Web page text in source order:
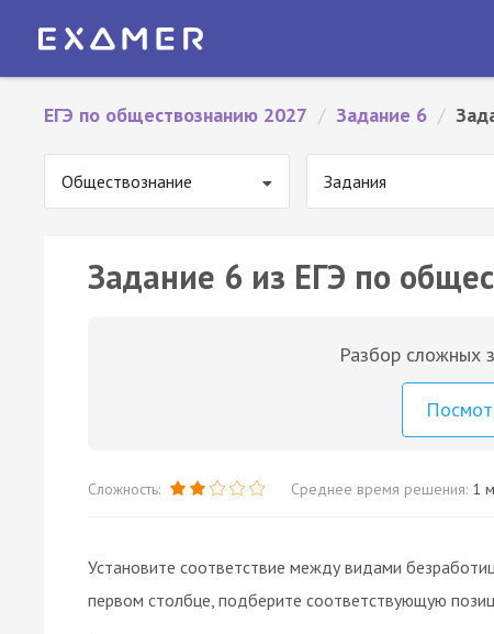
ЕГЭ по обществознанию 2027 / Задание 6 /
Обществознание Задания
Задание 6 из ЕГЭ по
Разбор сложных
Сложность: Среднее время решения: 1
Установите соответствие между видами
первом столбце, подберите соответствующую